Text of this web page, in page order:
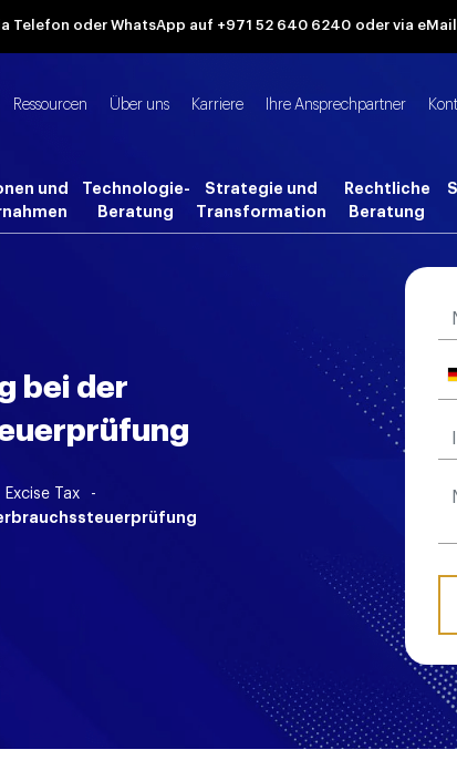
Telefon oder WhatsApp auf +971 52 640 6240 oder via
Ressourcen Über uns Karriere Ihre Ansprechpartner
und
Technologie-
Beratung
Strategie und
Transformation
Rechtliche
Beratung
bei der
Excise Tax
-